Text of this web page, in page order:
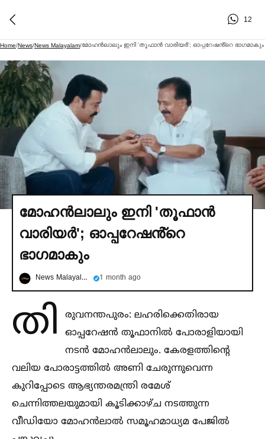
12
Home/News/News Malayalam/മോഹൻലാലും ഇനി 'തൂഫാൻ വാരിയര്‍'; ഓപ്പറേഷൻ്റെ ഭാഗമാകും
മോഹൻലാലും ഇനി 'തൂഫാൻ
വാരിയര്‍'; ഓപ്പറേഷൻ്റെ
ഭാഗമാകും
News Malayalam 1 month ago
തി
രുവനന്തപുരം: ലഹരിക്കെതിരായ
ഓപ്പറേഷൻ തൂഫാനില്‍ പോരാളിയായി
നടൻ മോഹൻലാലും. കേരളത്തിൻ്റെ
വലിയ പോരാട്ടത്തില്‍ അണി ചേരുന്നുവെന്ന
കുറിപ്പോടെ ആഭ്യന്തരമന്ത്രി രമേശ്
ചെന്നിത്തലയുമായി കൂടിക്കാഴ്ച നടത്തുന്ന
വീഡിയോ മോഹൻലാല്‍ സമൂഹമാധ്യമ പേജില്‍